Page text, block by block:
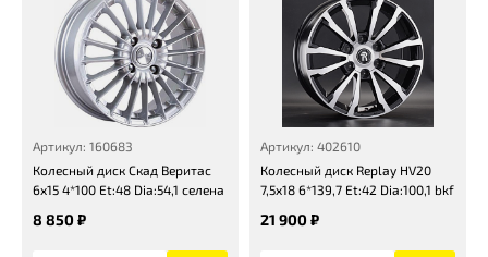
Артикул: 160683
Колесный диск Скад Веритас
6x15 4*100 Et:48 Dia:54,1 селена
8 850 ₽
Артикул: 402610
Колесный диск Replay HV20
7,5x18 6*139,7 Et:42 Dia:100,1 bkf
21 900 ₽